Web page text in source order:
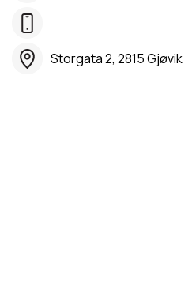
Storgata 2, 2815 Gjøvik